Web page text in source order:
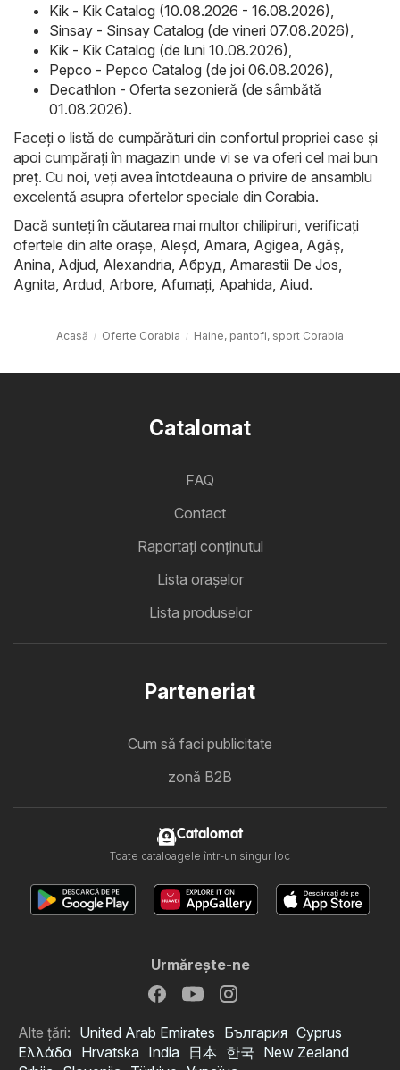
Kik - Kik Catalog (10.08.2026 - 16.08.2026)
Sinsay - Sinsay Catalog (de vineri 07.08.2026)
Kik - Kik Catalog (de luni 10.08.2026)
Pepco - Pepco Catalog (de joi 06.08.2026)
Decathlon - Oferta sezonieră (de sâmbătă
01.08.2026).
Faceți o listă de cumpărături din confortul propriei case și
apoi cumpărați în magazin unde vi se va oferi cel mai bun
preț. Cu noi, veți avea întotdeauna o privire de ansamblu
excelentă asupra ofertelor speciale din Corabia.
Dacă sunteți în căutarea mai multor chilipiruri, verificați
ofertele din alte orașe, Aleşd Amara Agigea Agăş
Anina Adjud Alexandria Абруд Amarastii De Jos
Agnita Ardud Arbore Afumaţi Apahida Aiud.
Acasă Oferte Corabia Haine, pantofi, sport Corabia
Catalomat
FAQ
Contact
Raportați conținutul
Lista oraşelor
Lista produselor
Parteneriat
Cum să faci publicitate
zonă B2B
Catalomat
Toate cataloagele într-un singur loc
Urmăreşte-ne
Alte țări: United Arab Emirates България Cyprus
Ελλάδα Hrvatska India 日本 한국 New Zealand